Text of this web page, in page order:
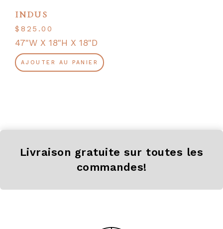
INDUS
$825.00
47"W X 18"H X 18"D
AJOUTER AU PANIER
Livraison gratuite sur toutes les
commandes!